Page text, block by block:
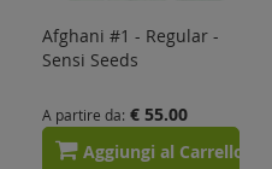
Afghani #1 - Regular -
Sensi Seeds
A partire da € 55.00
Aggiungi al Carrello